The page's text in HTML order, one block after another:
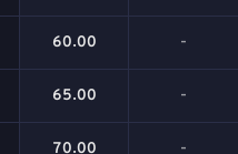
60.00 -
65.00 -
70.00 -